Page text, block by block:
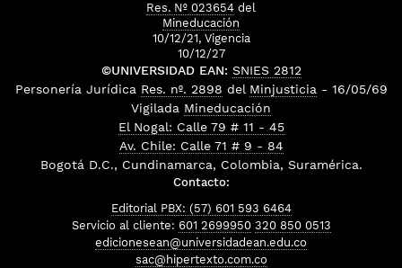
Res. Nº 023654 del
Mineducación
10/12/21, Vigencia
10/12/27
©UNIVERSIDAD EAN: SNIES 2812
Personería Jurídica Res. nº. 2898 del Minjusticia - 16/05/69
Vigilada Mineducación
El Nogal: Calle 79 # 11 - 45
Av. Chile: Calle 71 # 9 - 84
Bogotá D.C., Cundinamarca, Colombia, Suramérica.
Contacto:
Editorial PBX: (57) 601 593 6464
Servicio al cliente: 601 2699950 320 850 0513
edicionesean@universidadean.edu.co
sac@hipertexto.com.co